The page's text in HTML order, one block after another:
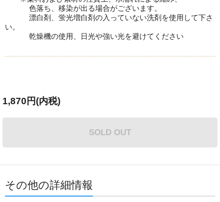
色落ち、移染が出る場合がございます。
漂白剤、蛍光増白剤の入っていない洗剤を使用して下さ
い。
乾燥機の使用、日光や強い光を避けてください
1,870円(内税)
SOLD OUT
その他の詳細情報